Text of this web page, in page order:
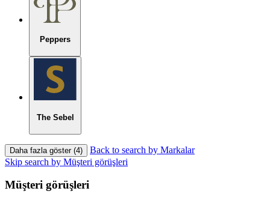
Peppers
The Sebel
Daha fazla göster (4)
Back to search by Markalar
Skip search by Müşteri görüşleri
Müşteri görüşleri